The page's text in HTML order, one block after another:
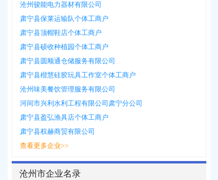
沧州骏能电力器材有限公司
肃宁县保莱运输队个体工商户
肃宁县顶帽鞋店个体工商户
肃宁县硕收种植园个体工商户
肃宁县圆顺通仓储服务有限公司
肃宁县楷慧硅胶玩具工作室个体工商户
沧州味美餐饮管理服务有限公司
河间市兴利水利工程有限公司肃宁分公司
肃宁县盈弘渔具店个体工商户
肃宁县权赫商贸有限公司
查看更多企业>>
沧州市企业名录